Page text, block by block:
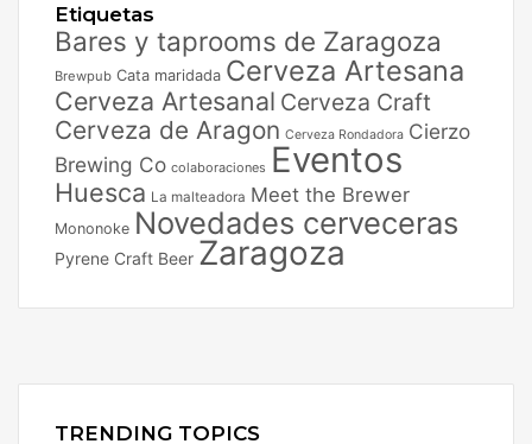
Etiquetas
Bares y taprooms de Zaragoza
Brewpub Cata maridada Cerveza Artesana
Cerveza Artesanal Cerveza Craft
Cerveza de Aragon Cerveza Rondadora Cierzo
Brewing Co colaboraciones Eventos
Huesca La malteadora Meet the Brewer
Mononoke Novedades cerveceras
Pyrene Craft Beer Zaragoza
TRENDING TOPICS